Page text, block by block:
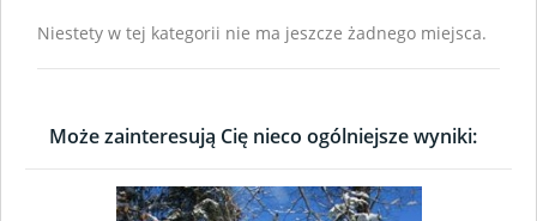
Niestety w tej kategorii nie ma jeszcze żadnego miejsca.
Może zainteresują Cię nieco ogólniejsze wyniki: